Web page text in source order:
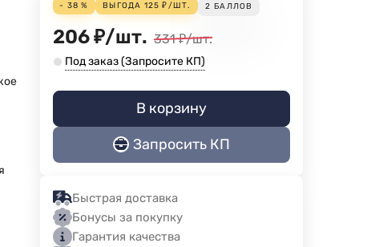
- 38 % ВЫГОДА 125 ₽/ШТ. 2 БАЛЛОВ
206₽/шт. 331 ₽/шт.
Под заказ (Запросите КП)
В корзину
Запросить КП
Быстрая доставка
Бонусы за покупку
Гарантия качества